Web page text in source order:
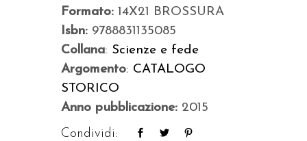
Formato: 14X21 BROSSURA
Isbn: 9788831135085
Collana: Scienze e fede
Argomento: CATALOGO
STORICO
Anno pubblicazione: 2015
Condividi: